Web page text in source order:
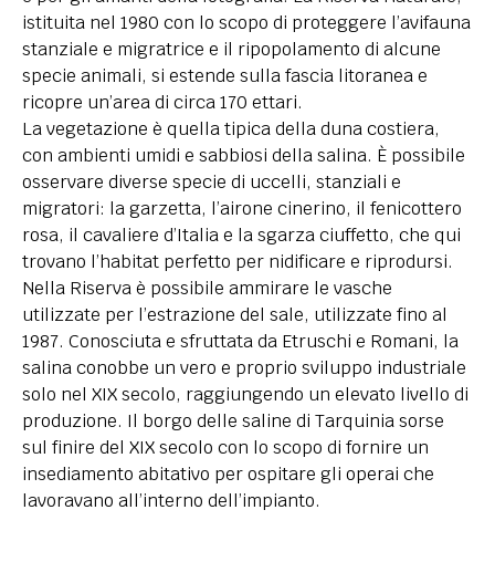
istituita nel 1980 con lo scopo di proteggere l’avifauna
stanziale e migratrice e il ripopolamento di alcune
specie animali, si estende sulla fascia litoranea e
ricopre un’area di circa 170 ettari.
La vegetazione è quella tipica della duna costiera,
con ambienti umidi e sabbiosi della salina. È possibile
osservare diverse specie di uccelli, stanziali e
migratori: la garzetta, l’airone cinerino, il fenicottero
rosa, il cavaliere d’Italia e la sgarza ciuffetto, che qui
trovano l’habitat perfetto per nidificare e riprodursi.
Nella Riserva è possibile ammirare le vasche
utilizzate per l’estrazione del sale, utilizzate fino al
1987. Conosciuta e sfruttata da Etruschi e Romani, la
salina conobbe un vero e proprio sviluppo industriale
solo nel XIX secolo, raggiungendo un elevato livello di
produzione. Il borgo delle saline di Tarquinia sorse
sul finire del XIX secolo con lo scopo di fornire un
insediamento abitativo per ospitare gli operai che
lavoravano all’interno dell’impianto.